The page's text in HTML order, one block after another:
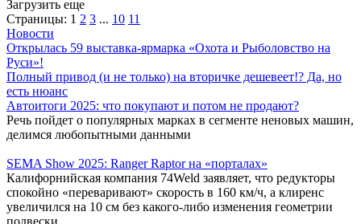
Загрузить еще
Страницы: 1 2 3 ... 10 11
Новости
Открылась 59 выставка-ярмарка «Охота и Рыболовство на
Руси»!
Полный привод (и не только) на вторичке дешевеет!? Да, но
есть нюанс
Автоитоги 2025: что покупают и потом не продают?
Речь пойдет о популярных марках в сегменте неновых машин,
делимся любопытными данными
SEMA Show 2025: Ranger Raptor на «порталах»
Калифорнийская компания 74Weld заявляет, что редукторы
спокойно «переваривают» скорость в 160 км/ч, а клиренс
увеличился на 10 см без какого-либо изменения геометрии
подвески